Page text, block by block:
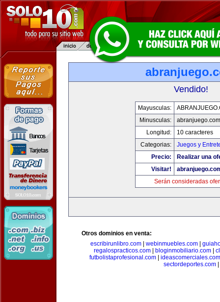
Vendido!
Mayusculas:
Minusculas:
abranjuego.com
Longitud:
10 caracteres
Categorias:
Juegos y
Precio:
Realizar una
Visitar!
Serán consideradas
Otros dominios en venta:
escribirunlibro.com| webinmuebles.com|
regalospracticos.com| bloginmobiliario.com|
futbolistaprofesional.com
ideascomerciales.com
sectordeportes.com|